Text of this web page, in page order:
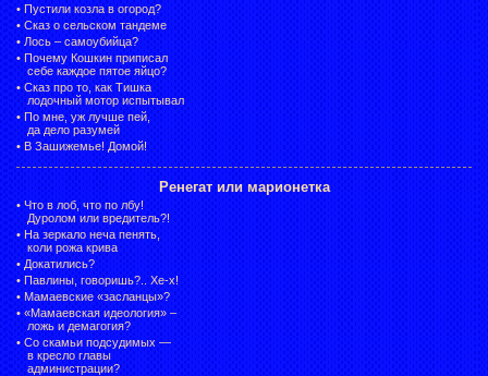
• Пустили козла в огород?
• Сказ о сельском тандеме
• Лось – самоубийца?
• Почему Кошкин приписал
себе каждое пятое яйцо?
• Сказ про то, как Тишка
лодочный мотор испытывал
• По мне, уж лучше пей,
да дело разумей
• В Зашижемье! Домой!
Ренегат или марионетка
• Что в лоб, что по лбу!
Дуролом или вредитель?!
• На зеркало неча пенять,
коли рожа крива
• Докатились?
• Павлины, говоришь?.. Хе-х!
• Мамаевские «засланцы»?
• «Мамаевская идеология» –
ложь и демагогия?
• Со скамьи подсудимых —
в кресло главы
администрации?